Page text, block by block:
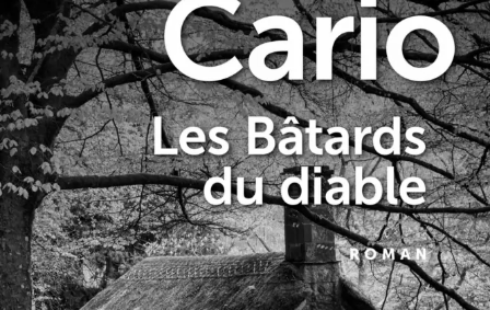
Les Bâtards du diable
Daniel Cario